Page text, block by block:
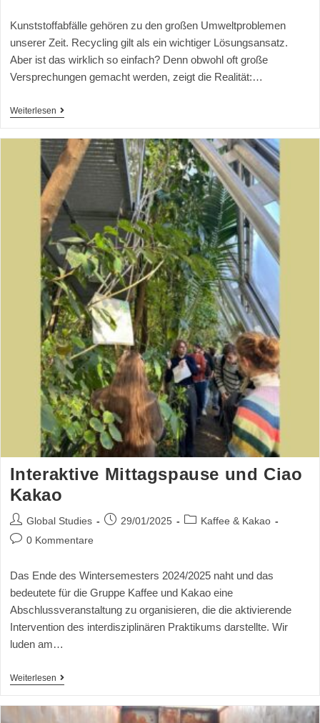
Kunststoffabfälle gehören zu den großen Umweltproblemen
unserer Zeit. Recycling gilt als ein wichtiger Lösungsansatz.
Aber ist das wirklich so einfach? Denn obwohl oft große
Versprechungen gemacht werden, zeigt die Realität:…
Weiterlesen
Interaktive Mittagspause und Ciao
Kakao
Global Studies 29/01/2025
Kaffee & Kakao
0 Kommentare
Das Ende des Wintersemesters 2024/2025 naht und das
bedeutete für die Gruppe Kaffee und Kakao eine
Abschlussveranstaltung zu organisieren, die die aktivierende
Intervention des interdisziplinären Praktikums darstellte. Wir
luden am…
Weiterlesen